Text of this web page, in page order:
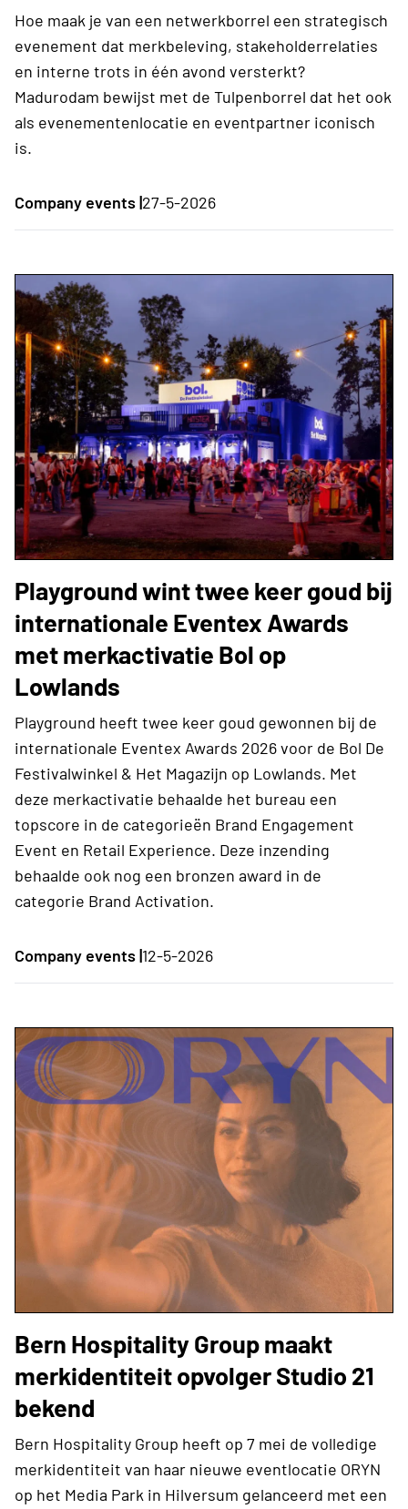
Hoe maak je van een netwerkborrel een strategisch
evenement dat merkbeleving, stakeholderrelaties
en interne trots in één avond versterkt?
Madurodam bewijst met de Tulpenborrel dat het ook
als evenementenlocatie en eventpartner iconisch
is.
Company events |27-5-2026
Playground wint twee keer goud bij
internationale Eventex Awards
met merkactivatie Bol op
Lowlands
Playground heeft twee keer goud gewonnen bij de
internationale Eventex Awards 2026 voor de Bol De
Festivalwinkel & Het Magazijn op Lowlands. Met
deze merkactivatie behaalde het bureau een
topscore in de categorieën Brand Engagement
Event en Retail Experience. Deze inzending
behaalde ook nog een bronzen award in de
categorie Brand Activation.
Company events |12-5-2026
Bern Hospitality Group maakt
merkidentiteit opvolger Studio 21
bekend
Bern Hospitality Group heeft op 7 mei de volledige
merkidentiteit van haar nieuwe eventlocatie ORYN
op het Media Park in Hilversum gelanceerd met een